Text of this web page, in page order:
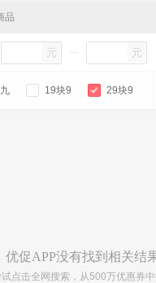
品
元 元
19块9 29块9
优促APP没有找到相关结
点击全网搜索，从500万优惠券